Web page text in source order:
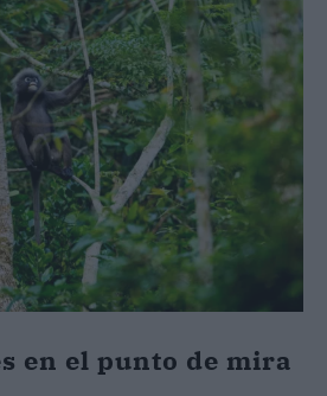
en el punto de mira